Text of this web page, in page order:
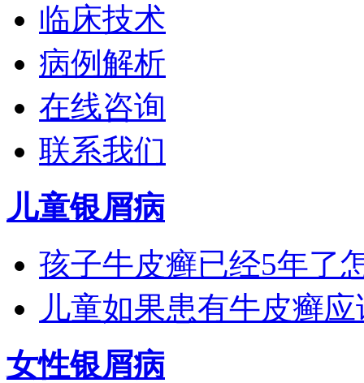
临床技术
病例解析
在线咨询
联系我们
儿童银屑病
孩子牛皮癣已经5年了
儿童如果患有牛皮癣应
女性银屑病